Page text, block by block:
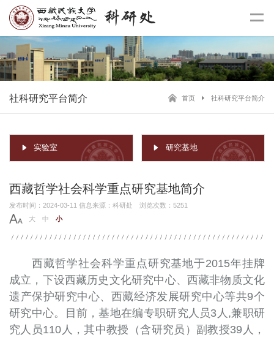
社科研究平台简介 首页 社科研究平台简介
实验室 研究基地
西藏哲学社会科学重点研究基地简介
发布时间：2024-03-11 信息来源：科研处 浏览次数：5251
大
中 小
西藏哲学社会科学重点研究基地于2015年挂牌
成立，下设西藏历史文化研究中心、西藏非物质文化
遗产保护研究中心、西藏经济发展研究中心等共9个
研究中心。目前，基地在编专职研究人员3人,兼职研
究人员110人，其中教授（含研究员）副教授39人，